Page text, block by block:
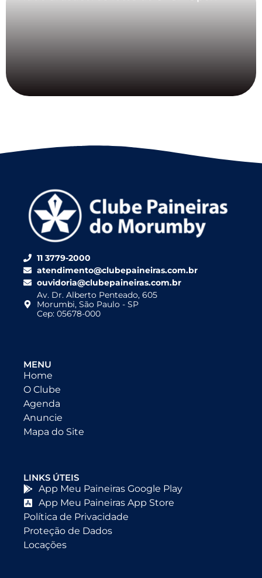
11 3779-2000
atendimento@clubepaineiras.com.br
ouvidoria@clubepaineiras.com.br
Av. Dr. Alberto Penteado, 605
Morumbi, São Paulo - SP
Cep: 05678-000
MENU
Home
O Clube
Agenda
Anuncie
Mapa do Site
LINKS ÚTEIS
App Meu Paineiras Google Play
App Meu Paineiras App Store
Política de Privacidade
Proteção de Dados
Locações